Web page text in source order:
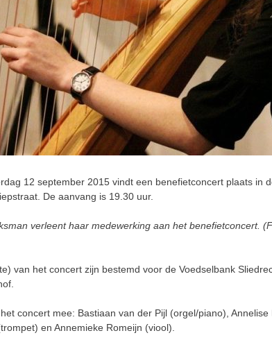
12 september 2015 vindt een benefietconcert plaats in
De aanvang is 19.30 uur.
verleent haar medewerking aan het benefietconcert.
van het concert zijn bestemd voor de Voedselbank
concert mee: Bastiaan van der Pijl (orgel/piano),
en Annemieke Romeijn (viool).